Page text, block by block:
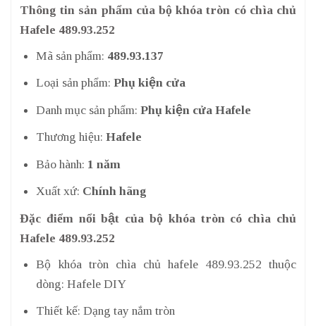
Thông tin sản phẩm của bộ khóa tròn có chìa chủ
Hafele 489.93.252
Mã sản phẩm: 489.93.137
Loại sản phẩm: Phụ kiện cửa
Danh mục sản phẩm: Phụ kiện cửa Hafele
Thương hiệu: Hafele
Bảo hành: 1 năm
Xuất xứ: Chính hãng
Đặc điểm nổi bật của bộ khóa tròn có chìa chủ
Hafele 489.93.252
Bộ khóa tròn chìa chủ hafele 489.93.252 thuộc
dòng: Hafele DIY
Thiết kế: Dạng tay nắm tròn